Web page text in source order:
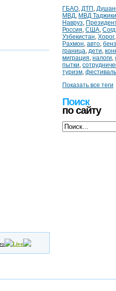
Live
ГБАО, ДТП ,
МВД, МВД
Навруз,
Россия, США, Согд
Узбекистан, Хорог,
Рахмон, авто,
граница, дети,
миграция, налоги,
пытки,
туризм, фестиваль
Показать все теги
Поиск
по сайту